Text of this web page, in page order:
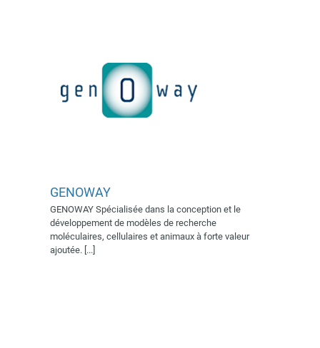
GENOWAY
GENOWAY Spécialisée dans la conception et le
développement de modèles de recherche
moléculaires, cellulaires et animaux à forte valeur
ajoutée. [...]
HOLODIAG